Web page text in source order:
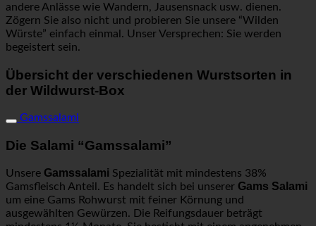
andere Anlässe wie Wandern, Jausensnack usw. dienen.
Zögern Sie also nicht und probieren Sie unsere “Wilden
Würste” einfach einmal. Unser Versprechen: Sie werden
begeistert sein.
Übersicht der verschiedenen Wurstsorten in
der Wildwurst-Box
Gamssalami
Die Salami “Gamssalami”
Unsere Gamssalami Spezialität mit mindestens 38%
Gamsfleisch Anteil. Es handelt sich bei unserer Gams Salami
um eine Gams Rohwurst mit feiner Körnung und
ausgewählten Gewürzen. Die Reifungsdauer beträgt